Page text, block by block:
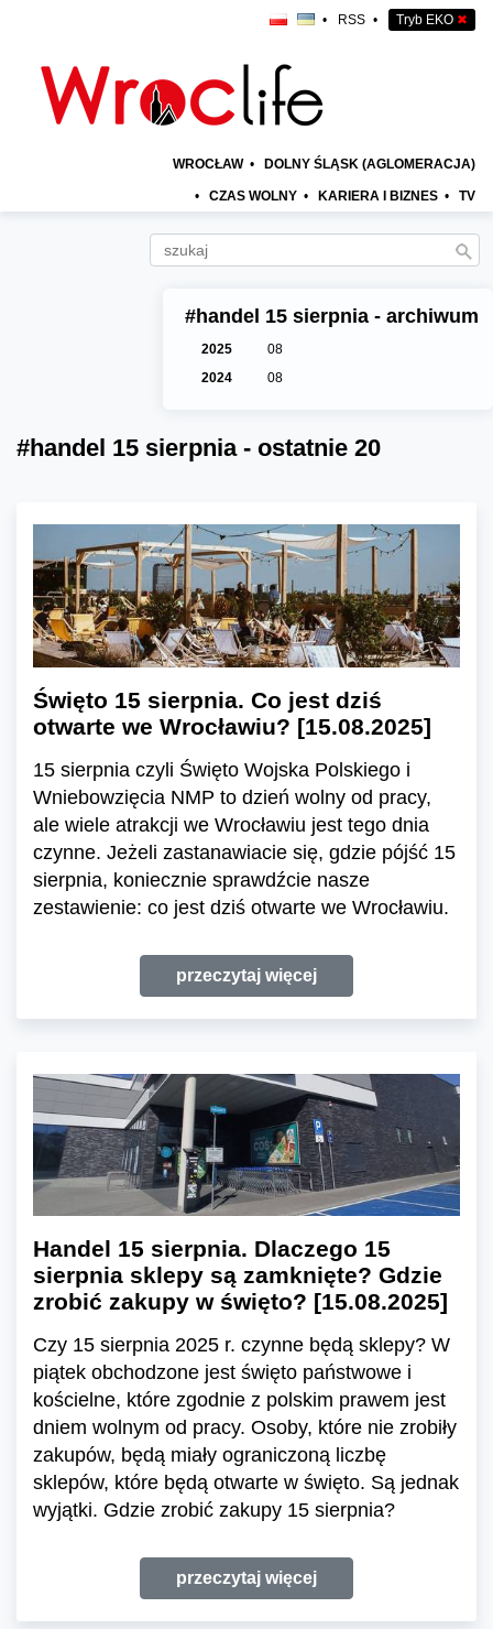
• RSS • Tryb EKO ✖
WROCŁAW • DOLNY ŚLĄSK (AGLOMERACJA)
• CZAS WOLNY • KARIERA I BIZNES • TV
#handel 15 sierpnia - archiwum
2025
08
2024
08
#handel 15 sierpnia - ostatnie 20
Święto 15 sierpnia. Co jest dziś
otwarte we Wrocławiu? [15.08.2025]
15 sierpnia czyli Święto Wojska Polskiego i
Wniebowzięcia NMP to dzień wolny od pracy,
ale wiele atrakcji we Wrocławiu jest tego dnia
czynne. Jeżeli zastanawiacie się, gdzie pójść 15
sierpnia, koniecznie sprawdźcie nasze
zestawienie: co jest dziś otwarte we Wrocławiu.
przeczytaj więcej
Handel 15 sierpnia. Dlaczego 15
sierpnia sklepy są zamknięte? Gdzie
zrobić zakupy w święto? [15.08.2025]
Czy 15 sierpnia 2025 r. czynne będą sklepy? W
piątek obchodzone jest święto państwowe i
kościelne, które zgodnie z polskim prawem jest
dniem wolnym od pracy. Osoby, które nie zrobiły
zakupów, będą miały ograniczoną liczbę
sklepów, które będą otwarte w święto. Są jednak
wyjątki. Gdzie zrobić zakupy 15 sierpnia?
przeczytaj więcej